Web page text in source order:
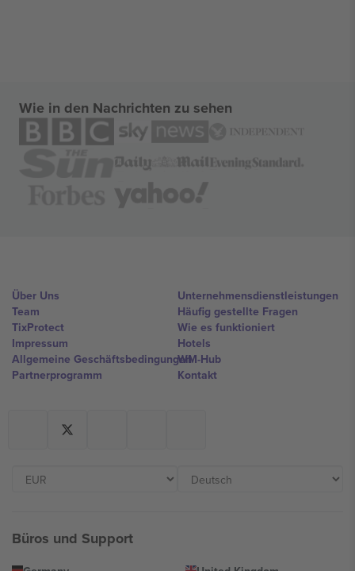
Wie in den Nachrichten zu sehen
Über Uns
Team
TixProtect
Impressum
Allgemeine Geschäftsbedingungen
Partnerprogramm
Unternehmensdienstleistungen
Häufig gestellte Fragen
Wie es funktioniert
Hotels
WM-Hub
Kontakt
Büros und Support